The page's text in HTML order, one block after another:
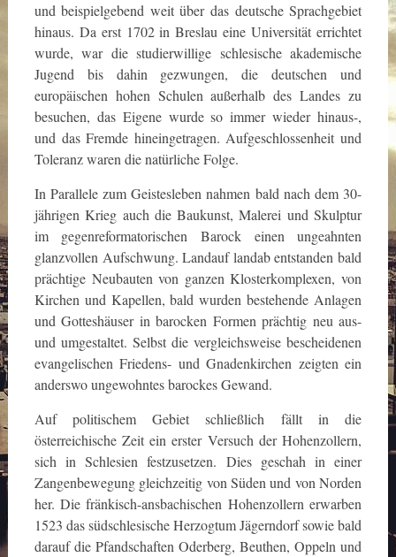
und beispielgebend weit über das deutsche Sprachgebiet
hinaus. Da erst 1702 in Breslau eine Universität errichtet
wurde, war die studierwillige schlesische akademische
Jugend bis dahin gezwungen, die deutschen und
europäischen hohen Schulen außerhalb des Landes zu
besuchen, das Eigene wurde so immer wieder hinaus-,
und das Fremde hineingetragen. Aufgeschlossenheit und
Toleranz waren die natürliche Folge.
In Parallele zum Geistesleben nahmen bald nach dem 30-
jährigen Krieg auch die Baukunst, Malerei und Skulptur
im gegenreformatorischen Barock einen ungeahnten
glanzvollen Aufschwung. Landauf landab entstanden bald
prächtige Neubauten von ganzen Klosterkomplexen, von
Kirchen und Kapellen, bald wurden bestehende Anlagen
und Gotteshäuser in barocken Formen prächtig neu aus-
und umgestaltet. Selbst die vergleichsweise bescheidenen
evangelischen Friedens- und Gnadenkirchen zeigten ein
anderswo ungewohntes barockes Gewand.
Auf politischem Gebiet schließlich fällt in die
österreichische Zeit ein erster Versuch der Hohenzollern,
sich in Schlesien festzusetzen. Dies geschah in einer
Zangenbewegung gleichzeitig von Süden und von Norden
her. Die fränkisch-ansbachischen Hohenzollern erwarben
1523 das südschlesische Herzogtum Jägerndorf sowie bald
darauf die Pfandschaften Oderberg, Beuthen, Oppeln und